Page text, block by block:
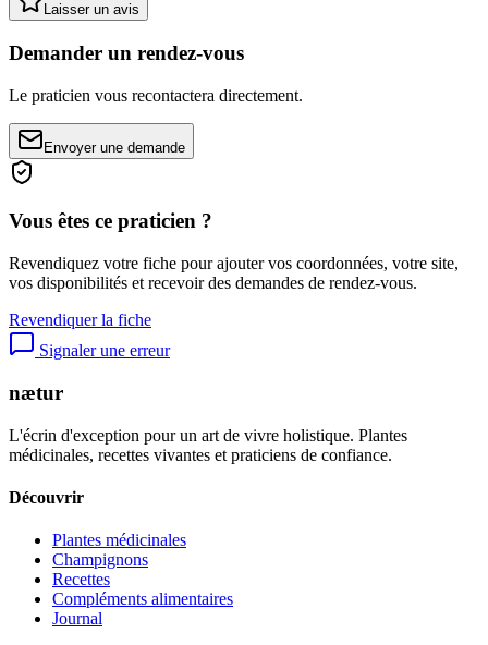
Laisser un avis
Demander un rendez-vous
Le praticien vous recontactera directement.
Envoyer une demande
Vous êtes ce praticien ?
Revendiquez votre fiche pour ajouter vos coordonnées, votre site,
vos disponibilités et recevoir des demandes de rendez-vous.
Revendiquer la fiche
Signaler une erreur
nætur
L'écrin d'exception pour un art de vivre holistique. Plantes
médicinales, recettes vivantes et praticiens de confiance.
Découvrir
Plantes médicinales
Champignons
Recettes
Compléments alimentaires
Journal